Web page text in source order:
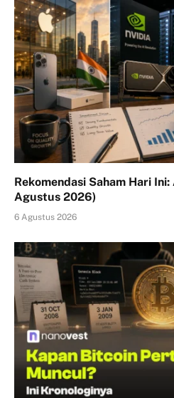
Rekomendasi Saham Hari Ini:
Agustus 2026)
6 Agustus 2026